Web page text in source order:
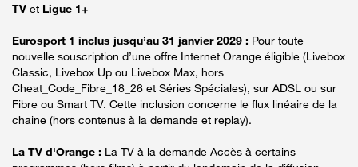
TV et Ligue 1+
Eurosport 1 inclus jusqu’au 31 janvier 2029 : Pour toute
nouvelle souscription d’une offre Internet Orange éligible (Livebox
Classic, Livebox Up ou Livebox Max, hors
Cheat_Code_Fibre_18_26 et Séries Spéciales), sur ADSL ou sur
Fibre ou Smart TV. Cette inclusion concerne le flux linéaire de la
chaine (hors contenus à la demande et replay).
La TV d'Orange : La TV à la demande Accès à certains